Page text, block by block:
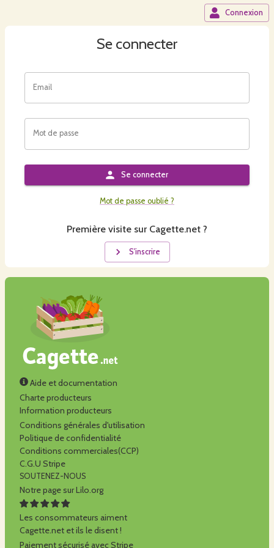
Connexion
Se connecter
Email
Mot de passe
Se connecter
Mot de passe oublié ?
Première visite sur Cagette.net ?
S'inscrire
Aide et documentation
Charte producteurs
Information producteurs
Conditions générales d'utilisation
Politique de confidentialité
Conditions commerciales(CCP)
C.G.U Stripe
SOUTENEZ-NOUS
Notre page sur Lilo.org
Les consommateurs aiment
Cagette.net et ils le disent !
Paiement sécurisé avec Stripe